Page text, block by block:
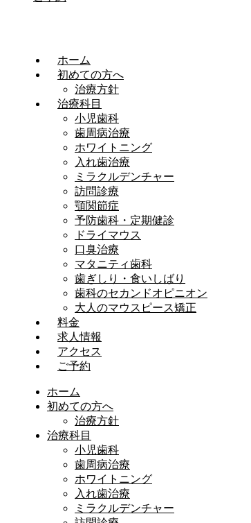
ホーム
初めての方へ
治療方針
治療科目
小児歯科
歯周病治療
ホワイトニング
入れ歯治療
ミラクルデンチャー
訪問診療
顎関節症
予防歯科・定期健診
ドライマウス
口臭治療
マタニティ歯科
歯ぎしり・食いしばり
歯科のセカンドオピニオン
大人のマウスピース矯正
料金
求人情報
アクセス
ご予約
ホーム
初めての方へ
治療方針
治療科目
小児歯科
歯周病治療
ホワイトニング
入れ歯治療
ミラクルデンチャー